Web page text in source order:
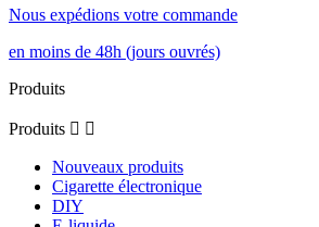
Nous expédions votre commande
en moins de 48h (jours ouvrés)
Produits
Produits  
Nouveaux produits
Cigarette électronique
DIY